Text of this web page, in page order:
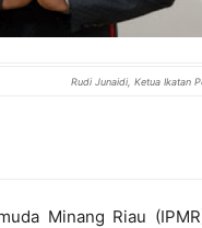
Rudi Junaidi, Ketua Ikatan
Minang Riau